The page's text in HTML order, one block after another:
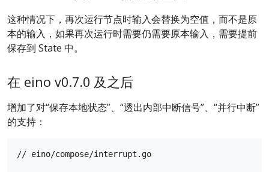
这种情况下，再次运行节点时输入会替换为空值，而不是原
本的输入，如果再次运行时需要仍需要原本输入，需要提前
保存到 State 中。
在 eino v0.7.0 及之后
增加了对“保存本地状态”、“透出内部中断信号”、“并行中断”
的支持：
// eino/compose/interrupt.go